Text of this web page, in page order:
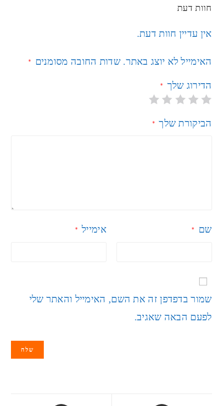
חוות דעת
אין עדיין חוות דעת.
האימייל לא יוצג באתר. שדות החובה מסומנים *
הדירוג שלך *
הביקורת שלך *
שם * אימייל *
שמור בדפדפן זה את השם, האימייל והאתר שלי
לפעם הבאה שאגיב.